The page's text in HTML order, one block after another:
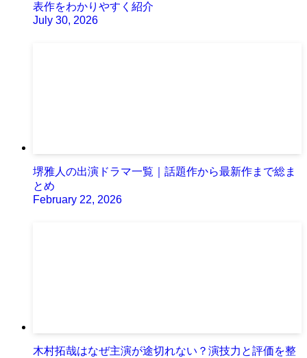
表作をわかりやすく紹介
July 30, 2026
堺雅人の出演ドラマ一覧｜話題作から最新作まで総ま
とめ
February 22, 2026
木村拓哉はなぜ主演が途切れない？演技力と評価を整